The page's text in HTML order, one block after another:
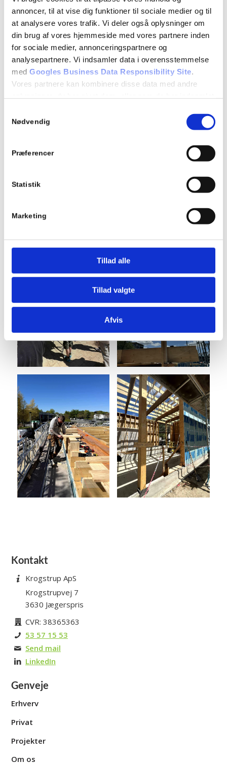
annoncer, til at vise dig funktioner til sociale medier og til
at analysere vores trafik. Vi deler også oplysninger om
din brug af vores hjemmeside med vores partnere inden
for sociale medier, annonceringspartnere og
analysepartnere. Vi indsamler data i overensstemmelse
med Googles Business Data Responsibility Site.
Vores partnere kan kombinere disse data med andre
Nødvendig
Præferencer
Statistik
Marketing
Tillad alle
Tillad valgte
Afvis
Kontakt
Krogstrup ApS
Krogstrupvej 7
3630 Jægerspris
CVR: 38365363
53 57 15 53
Send mail
LinkedIn
Genveje
Erhverv
Privat
Projekter
Om os